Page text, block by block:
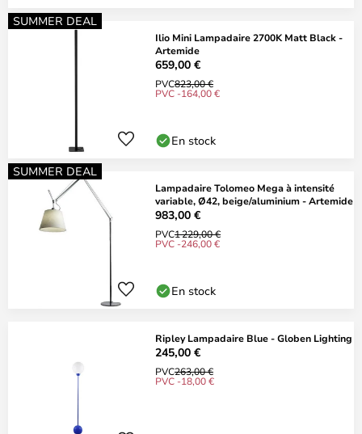
SUMMER DEAL
Ilio Mini Lampadaire 2700K Matt Black -
Artemide
659,00 €
PVC823,00 €
PVC -164,00 €
En stock
SUMMER DEAL
Lampadaire Tolomeo Mega à intensité
variable, Ø42, beige/aluminium - Artemide
983,00 €
PVC1 229,00 €
PVC -246,00 €
En stock
Ripley Lampadaire Blue - Globen Lighting
245,00 €
PVC263,00 €
PVC -18,00 €